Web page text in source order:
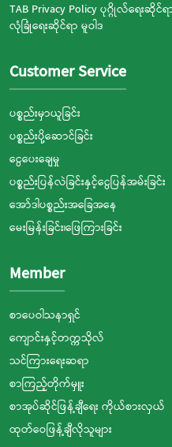
TAB Privacy Policy ပုဂ္ဂိုလ်ရေးဆို
လုံခြုံရေးဆိုင်ရာ မူဝါဒ
Customer Service
ပစ္စည်းမှာယူခြင်း
ပစ္စည်းပို့ဆောင်ခြင်း
ငွေပေးချေမှု
ပစ္စည်းပြန်လဲခြင်းနှင့်ငွေပြန်အမ်းခြင်း
အော်ဒါပစ္စည်းအခြေအနေ
မေးမြန်းခြင်း၊ဖြေကြားခြင်း
Member
စာပေဝါသနာရှင်
ကျောင်းနှင့်တက္ကသိုလ်
သင်ကြားရေးဆရာ
စာကြည့်တိုက်မှူး
စာအုပ်ဆိုင်ဖြန့်ချီရေး ကိုယ်စားလှယ်
ထုတ်ဝေဖြန့်ချီလိုသူများ